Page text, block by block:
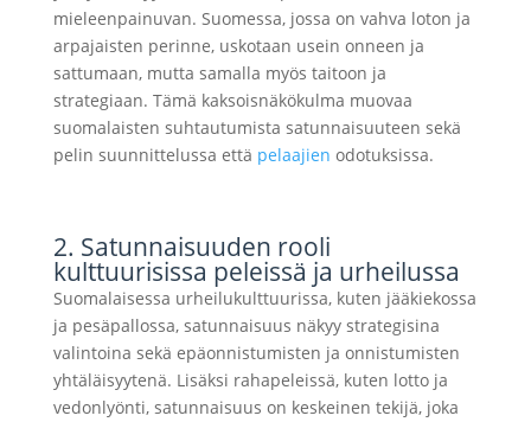
mieleenpainuvan. Suomessa, jossa on vahva loton ja
arpajaisten perinne, uskotaan usein onneen ja
sattumaan, mutta samalla myös taitoon ja
strategiaan. Tämä kaksoisnäkökulma muovaa
suomalaisten suhtautumista satunnaisuuteen sekä
pelin suunnittelussa että pelaajien odotuksissa.
2. Satunnaisuuden rooli
kulttuurisissa peleissä ja urheilussa
Suomalaisessa urheilukulttuurissa, kuten jääkiekossa
ja pesäpallossa, satunnaisuus näkyy strategisina
valintoina sekä epäonnistumisten ja onnistumisten
yhtäläisyytenä. Lisäksi rahapeleissä, kuten lotto ja
vedonlyönti, satunnaisuus on keskeinen tekijä, joka